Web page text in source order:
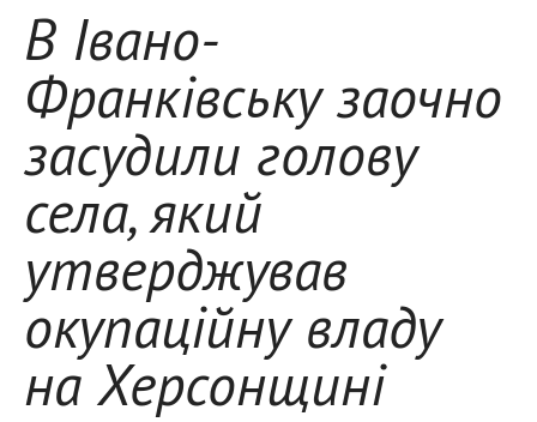
В Івано-
Франківську заочно
засудили голову
села, який
утверджував
окупаційну владу
на Херсонщині